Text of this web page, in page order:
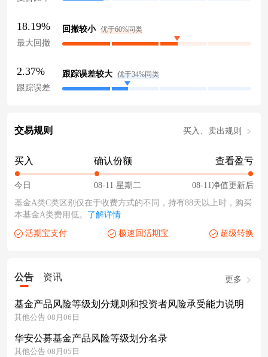
18.19%
最大回撤
回撤较小 优于60%同类
2.37%
跟踪误差
跟踪误差较大 优于34%同类
交易规则 买入、卖出规则
买入
今日
确认份额
08-11 星期二
查看盈亏
08-11净值更新后
基金A类C类区别仅在于收费方式的不同，持有88天以上时，购买
本基金A类费用低。 了解详情
活期宝支付 极速回活期宝 超级转换
公告 资讯 更多
基金产品风险等级划分规则和投资者风险承受能力说明
其他公告 08月06日
华安公募基金产品风险等级划分名录
其他公告 08月05日